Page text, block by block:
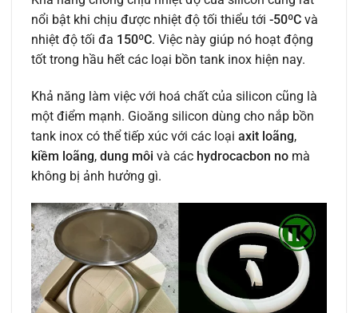
nổi bật khi chịu được nhiệt độ tối thiểu tới -50ºC và
nhiệt độ tối đa 150ºC. Việc này giúp nó hoạt động
tốt trong hầu hết các loại bồn tank inox hiện nay.
Khả năng làm việc với hoá chất của silicon cũng là
một điểm mạnh. Gioăng silicon dùng cho nắp bồn
tank inox có thể tiếp xúc với các loại axit loãng,
kiềm loãng, dung môi và các hydrocacbon no mà
không bị ảnh hưởng gì.